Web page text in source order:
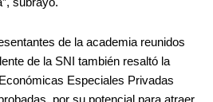
subrayó.
de la academia reunidos
de la SNI también resaltó la
Especiales Privadas